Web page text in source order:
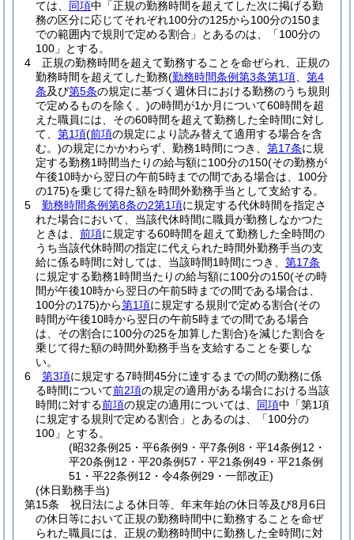
ては、 同項中「正規の勤務時間を超えてした次に掲げる勤
務の区分に応じてそれぞれ100分の125から100分の150ま
での範囲内で規則で定める割合」とあるのは、「100分の
100」とする。
4
正規の勤務時間を超えて勤務することを命ぜられ、正規の
勤務時間を超えてした勤務(勤務時間条例第3条第1項
第4
条及び第5条の規定に基づく週休日における勤務のうち規則
で定めるものを除く。)の時間が1か月について60時間を超
えた職員には、その60時間を超えて勤務した全時間に対し
て、 第1項(前項の規定により読み替えて適用する場合を含
む。)の規定にかかわらず、勤務1時間につき、 第17条に規
定する勤務1時間当たりの給与額に100分の150(その勤務が
午後10時から翌日の午前5時までの間である場合は、100分
の175)を乗じて得た額を時間外勤務手当として支給する。
5
勤務時間条例第8条の2第1項に規定する代休時間を指定さ
れた場合において、当該代休時間に職員が勤務しなかつた
ときは、 前項に規定する60時間を超えて勤務した全時間の
うち当該代休時間の指定に代えられた時間外勤務手当の支
給に係る時間に対しては、当該時間1時間につき、 第17条
に規定する勤務1時間当たりの給与額に100分の150(その時
間が午後10時から翌日の午前5時までの間である場合は、
100分の175)から第1項に規定する規則で定める割合(その
時間が午後10時から翌日の午前5時までの間である場合
は、その割合に100分の25を加算した割合)を減じた割合を
乗じて得た額の時間外勤務手当を支給することを要しな
い。
6
第3項に規定する7時間45分に達するまでの間の勤務に係
る時間について前2項の規定の適用がある場合における当該
時間に対する前項の規定の適用については、 同項中「第1項
に規定する規則で定める割合」とあるのは、「100分の
100」とする。
(昭32条例25・平6条例9・平7条例8・平14条例12・
平20条例12・平20条例57・平21条例49・平21条例
51・平22条例12・令4条例29・一部改正)
(休日勤務手当)
第15条
祝日法による休日等、年末年始の休日等及び8月6日
の休日等において正規の勤務時間中に勤務することを命ぜ
られた職員には、正規の勤務時間中に勤務した全時間に対